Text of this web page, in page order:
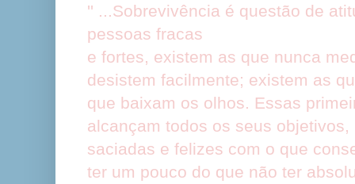
'' ...Sobrevivência é questão de
pessoas fracas
e fortes, existem as que nunca
desistem facilmente; existem as
que baixam os olhos. Essas
alcançam todos os seus
saciadas e felizes com o que
ter um pouco do que não ter